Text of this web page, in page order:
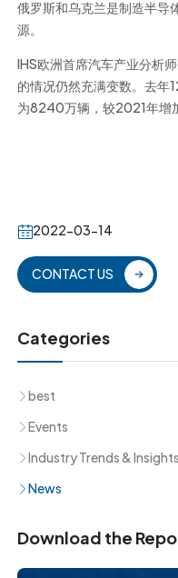
俄罗斯和乌克兰是制造半导
源。
IHS欧洲首席汽车产业分析
的情况仍然充满变数。去
为8240万辆，较2021年增
2022-03-14
CONTACT US
Categories
best
Events
Industry Trends & Insights
News
Download the